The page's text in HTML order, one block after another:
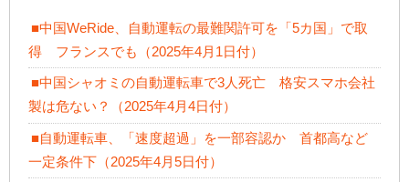
■中国WeRide、自動運転の最難関許可を「5カ国」で取
得 フランスでも（2025年4月1日付）
■中国シャオミの自動運転車で3人死亡 格安スマホ会社
製は危ない？（2025年4月4日付）
■自動運転車、「速度超過」を一部容認か 首都高など
一定条件下（2025年4月5日付）